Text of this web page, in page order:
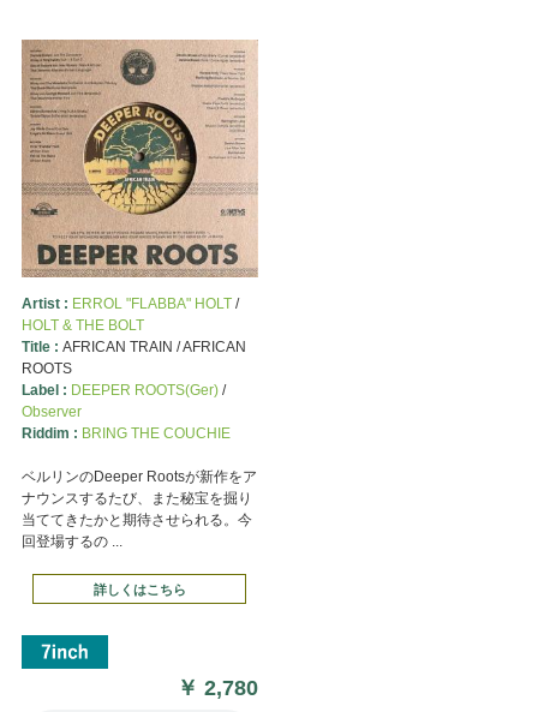
Artist : ERROL "FLABBA" HOLT/
HOLT & THE BOLT
Title : AFRICAN TRAIN / AFRICAN
ROOTS
Label : DEEPER ROOTS(Ger)/
Observer
Riddim : BRING THE COUCHIE
ベルリンのDeeper Rootsが新作をア
ナウンスするたび、また秘宝を掘り
当ててきたかと期待させられる。今
回登場するの ...
詳しくはこちら
￥2,780